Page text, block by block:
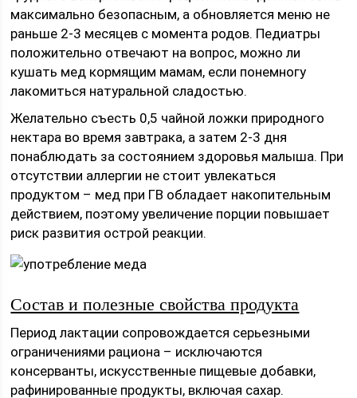
максимально безопасным, а обновляется меню не
раньше 2-3 месяцев с момента родов. Педиатры
положительно отвечают на вопрос, можно ли
кушать мед кормящим мамам, если понемногу
лакомиться натуральной сладостью.
Желательно съесть 0,5 чайной ложки природного
нектара во время завтрака, а затем 2-3 дня
понаблюдать за состоянием здоровья малыша. При
отсутствии аллергии не стоит увлекаться
продуктом – мед при ГВ обладает накопительным
действием, поэтому увеличение порции повышает
риск развития острой реакции.
Состав и полезные свойства продукта
Период лактации сопровождается серьезными
ограничениями рациона – исключаются
консерванты, искусственные пищевые добавки,
рафинированные продукты, включая сахар.